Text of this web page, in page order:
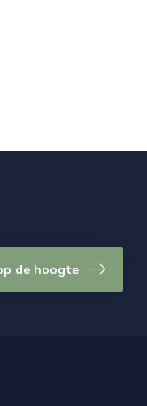
de hoogte